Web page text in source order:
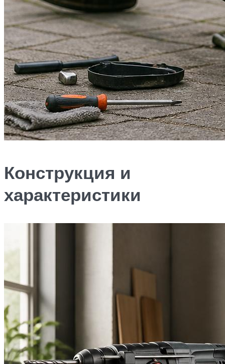
Конструкция и
характеристики